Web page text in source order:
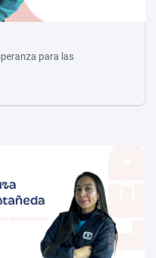
para las